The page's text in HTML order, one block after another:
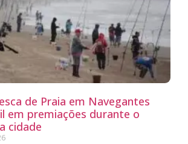
de Praia em Navegantes
em premiações durante o
cidade